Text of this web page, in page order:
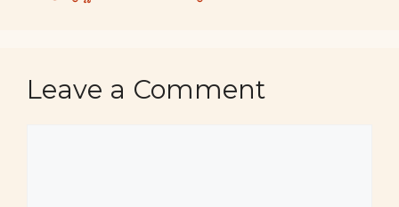
Leave a Comment